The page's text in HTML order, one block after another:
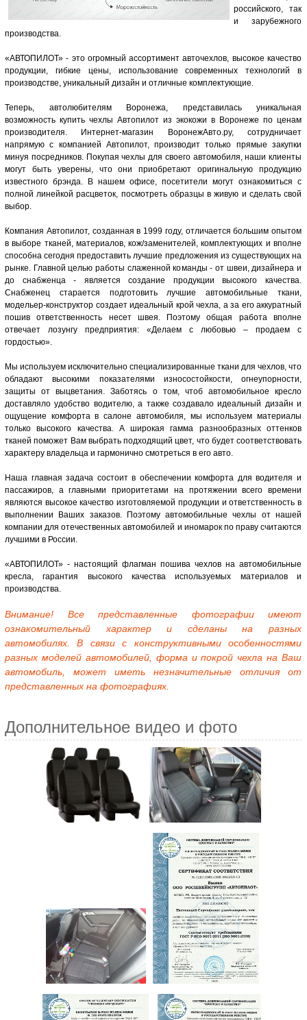
российского, так
и зарубежного
производства.
«АВТОПИЛОТ» - это огромный ассортимент авточехлов, высокое качество
продукции, гибкие цены, использование современных технологий в
производстве, уникальный дизайн и отличные комплектующие.
Теперь, автолюбителям Воронежа, представилась уникальная
возможность купить чехлы Автопилот из экокожи в Воронеже по ценам
производителя. Интернет-магазин ВоронежАвто.ру, сотрудничает
напрямую с компанией Автопилот, производит только прямые закупки
минуя посредников. Покупая чехлы для своего автомобиля, наши клиенты
могут быть уверены, что они приобретают оригинальную продукцию
известного брэнда. В нашем офисе, посетители могут ознакомиться с
полной линейкой расцветок, посмотреть образцы в живую и сделать свой
выбор.
Компания Автопилот, созданная в 1999 году, отличается большим опытом
в выборе тканей, материалов, кож/заменителей, комплектующих и вполне
способна сегодня предоставить лучшие предложения из существующих на
рынке. Главной целью работы слаженной команды - от швеи, дизайнера и
до снабженца - является создание продукции высокого качества.
Снабженец старается подготовить лучшие автомобильные ткани,
модельер-конструктор создает идеальный крой чехла, а за его аккуратный
пошив ответственность несет швея. Поэтому общая работа вполне
отвечает лозунгу предприятия: «Делаем с любовью – продаем с
гордостью».
Мы используем исключительно специализированные ткани для чехлов, что
обладают высокими показателями износостойкости, огнеупорности,
защиты от выцветания. Заботясь о том, чтоб автомобильное кресло
доставляло удобство водителю, а также создавало идеальный дизайн и
ощущение комфорта в салоне автомобиля, мы используем материалы
только высокого качества. А широкая гамма разнообразных оттенков
тканей поможет Вам выбрать подходящий цвет, что будет соответствовать
характеру владельца и гармонично смотреться в его авто.
Наша главная задача состоит в обеспечении комфорта для водителя и
пассажиров, а главными приоритетами на протяжении всего времени
являются высокое качество изготовляемой продукции и ответственность в
выполнении Ваших заказов. Поэтому автомобильные чехлы от нашей
компании для отечественных автомобилей и иномарок по праву считаются
лучшими в России.
«АВТОПИЛОТ» - настоящий флагман пошива чехлов на автомобильные
кресла, гарантия высокого качества используемых материалов и
производства.
Внимание! Все представленные фотографии имеют
ознакомительный характер и сделаны на разных
автомобилях. В связи с конструктивными особенностями
разных моделей автомобилей, форма и покрой чехла на Ваш
автомобиль, может иметь незначительные отличия от
представленных на фотографиях.
Дополнительное видео и фото